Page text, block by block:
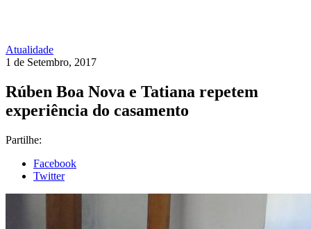
Atualidade
1 de Setembro, 2017
Rúben Boa Nova e Tatiana repetem
experiência do casamento
Partilhe:
Facebook
Twitter